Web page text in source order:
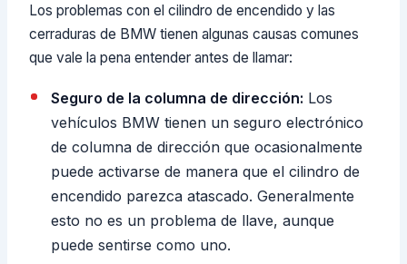
Los problemas con el cilindro de encendido y las
cerraduras de BMW tienen algunas causas comunes
que vale la pena entender antes de llamar:
Seguro de la columna de dirección: Los
vehículos BMW tienen un seguro electrónico
de columna de dirección que ocasionalmente
puede activarse de manera que el cilindro de
encendido parezca atascado. Generalmente
esto no es un problema de llave, aunque
puede sentirse como uno.